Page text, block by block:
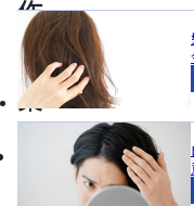
作
る
企
業